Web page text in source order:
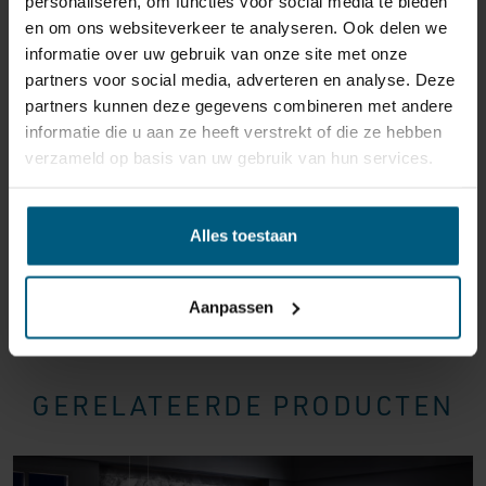
en om ons websiteverkeer te analyseren. Ook delen we
informatie over uw gebruik van onze site met onze
partners voor social media, adverteren en analyse. Deze
partners kunnen deze gegevens combineren met andere
informatie die u aan ze heeft verstrekt of die ze hebben
verzameld op basis van uw gebruik van hun services.
Alles toestaan
Aanpassen
reden ook is, u heeft het recht uw bestelling tot14
dagen na ontvangst zonder opgave van reden te
annuleren . Behandel het product met zorg en zorg
ervoor dat deze bij het retour sturen goed verpakt is.
Mocht het product beschadigd zijn of is de verpakking
meer beschadigd dan nodig, dan kunnen we deze
doorberekenen.
GERELATEERDE PRODUCTEN